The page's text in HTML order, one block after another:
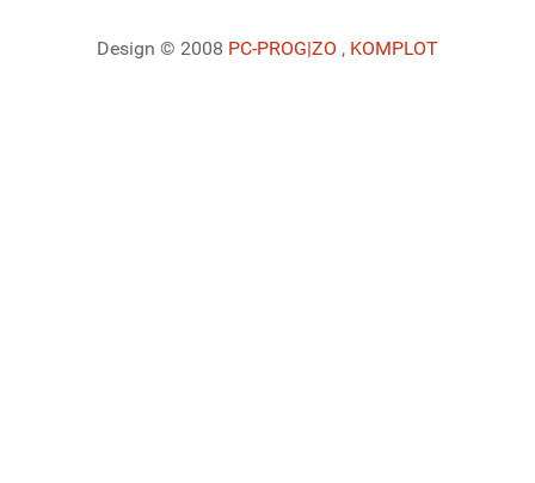
Design © 2008 PC-PROG|ZO , KOMPLOT